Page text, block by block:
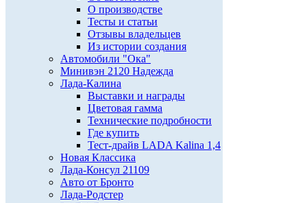
О производстве
Тесты и статьи
Отзывы владельцев
Из истории создания
Автомобили "Ока"
Минивэн 2120 Надежда
Лада-Калина
Выставки и награды
Цветовая гамма
Технические подробности
Где купить
Тест-драйв LADA Kalina 1,4
Новая Классика
Лада-Консул 21109
Авто от Бронто
Лада-Родстер